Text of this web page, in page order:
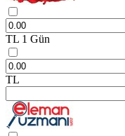
TL 1 Gün
TL